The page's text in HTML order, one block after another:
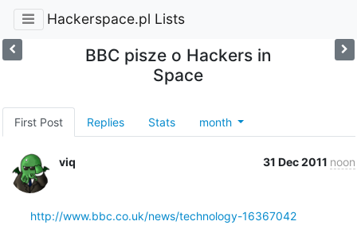
Hackerspace.pl Lists
BBC pisze o Hackers in
Space
First Post Replies Stats month
viq 31 Dec 2011 noon
http://www.bbc.co.uk/news/technology-16367042